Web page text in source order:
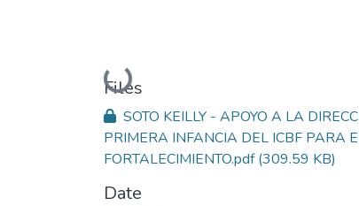
Loading...
Files
SOTO KEILLY - APOYO A LA
PRIMERA INFANCIA DEL ICBF PARA
FORTALECIMIENTO.pdf(309.59 KB)
Date